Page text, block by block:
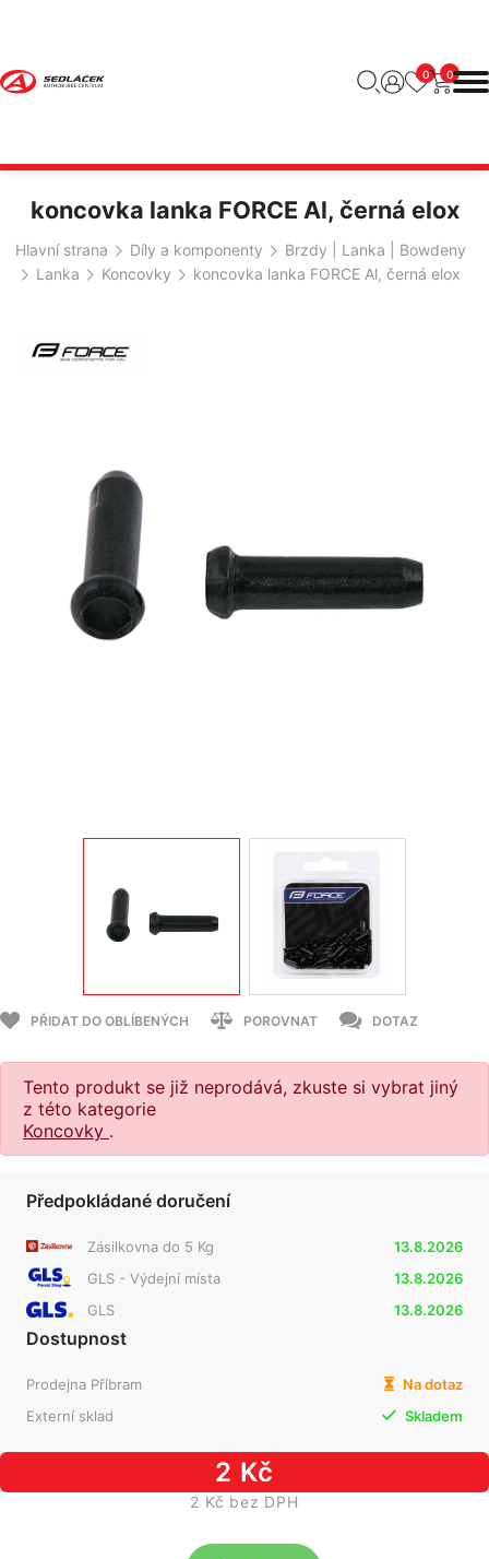
0 0
koncovka lanka FORCE Al, černá elox
Hlavní strana Díly a komponenty
Brzdy | Lanka | Bowdeny
Lanka
Koncovky koncovka lanka FORCE Al, černá elox
PŘIDAT DO OBLÍBENÝCH POROVNAT DOTAZ
Tento produkt se již neprodává, zkuste si vybrat jiný
z této kategorie
Koncovky .
Předpokládané doručení
Zásilkovna do 5 Kg
13.8.2026
GLS - Výdejní místa
13.8.2026
GLS
13.8.2026
Dostupnost
Prodejna Příbram
Na dotaz
Externí sklad
Skladem
2 Kč
2 Kč bez DPH